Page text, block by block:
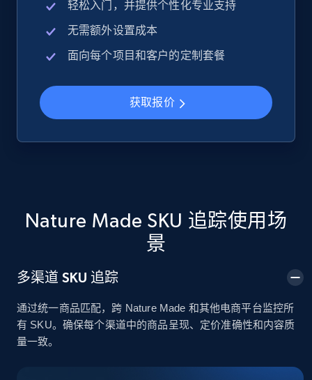
Google Shopping
URL, Product id, Title, Product description,
more.
web using keywords
URL, Product id, Title, Product description,
Rating, Reviews count, Images, Variations, and
2.4K+ 200+ 立即开始
轻松入门，并提供个性化专业支持
无需额外设置成本
面向每个项目和客户的定制套餐
获取报价
Nature Made SKU 追踪使用场
景
多渠道 SKU 追踪
通过统一商品匹配，跨 Nature Made 和其他电商平台监控所
有 SKU。确保每个渠道中的商品呈现、定价准确性和内容质
量一致。